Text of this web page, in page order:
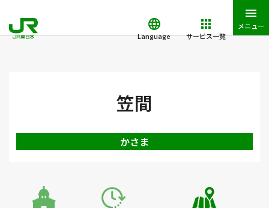
Language サービス一覧
メニュー
笠間
かさま